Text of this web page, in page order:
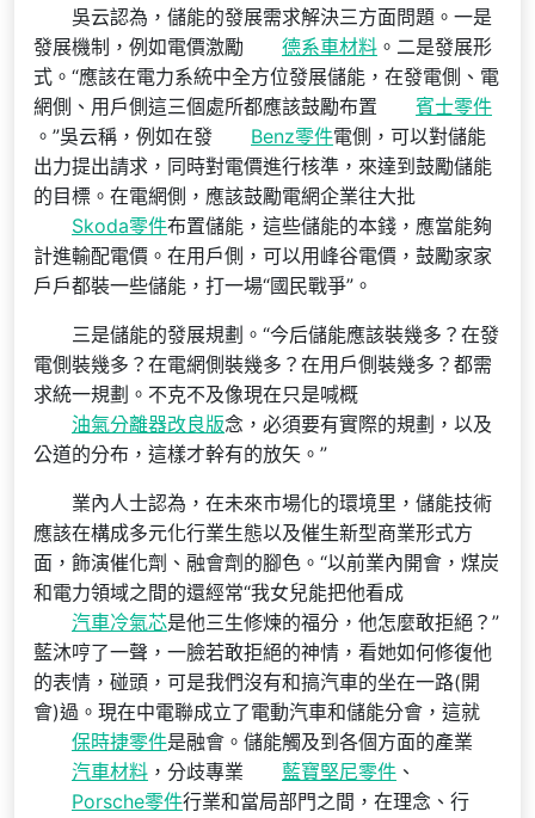
吳云認為，儲能的發展需求解決三方面問題。一是
發展機制，例如電價激勵
德系車材料 。二是發展形
式。“應該在電力系統中全方位發展儲能，在發電側、電
網側、用戶側這三個處所都應該鼓勵布置
賓士零件
。”吳云稱，例如在發
Benz零件電側，可以對儲能
出力提出請求，同時對電價進行核準，來達到鼓勵儲能
的目標。在電網側，應該鼓勵電網企業往大批
Skoda零件布置儲能，這些儲能的本錢，應當能夠
計進輸配電價。在用戶側，可以用峰谷電價，鼓勵家家
戶戶都裝一些儲能，打一場“國民戰爭”。
三是儲能的發展規劃。“今后儲能應該裝幾多？在發
電側裝幾多？在電網側裝幾多？在用戶側裝幾多？都需
求統一規劃。不克不及像現在只是喊概
油氣分離器改良版念，必須要有實際的規劃，以及
公道的分布，這樣才幹有的放矢。”
業內人士認為，在未來市場化的環境里，儲能技術
應該在構成多元化行業生態以及催生新型商業形式方
面，飾演催化劑、融會劑的腳色。“以前業內開會，煤炭
和電力領域之間的還經常“我女兒能把他看成
汽車冷氣芯是他三生修煉的福分，他怎麼敢拒絕？”
藍沐哼了一聲，一臉若敢拒絕的神情，看她如何修復他
的表情，碰頭，可是我們沒有和搞汽車的坐在一路(開
會)過。現在中電聯成立了電動汽車和儲能分會，這就
保時捷零件是融會。儲能觸及到各個方面的產業
汽車材料 ，分歧專業 藍寶堅尼零件 、
Porsche零件行業和當局部門之間，在理念、行